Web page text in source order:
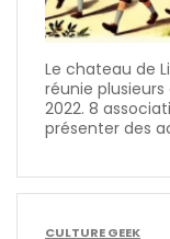
Le chateau de
réunie
2022. 8
présenter des
CULTURE GEEK